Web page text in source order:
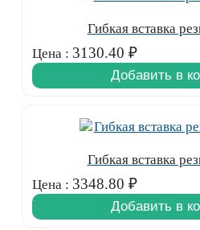
Гибкая вставка
Цена : 3130.40 ₽
Добавить в
Гибкая вставка
Цена : 3348.80 ₽
Добавить в